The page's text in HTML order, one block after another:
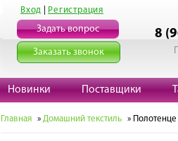
Вход Регистрация
Задать вопрос
Заказать звонок
8
Новинки Поставщики
Главная » Домашний текстиль »